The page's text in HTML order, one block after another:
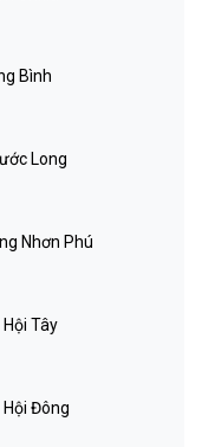
Bình
Long
Nhơn Phú
Tây
Đông